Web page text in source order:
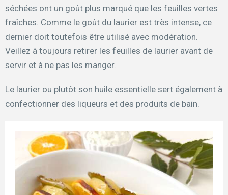
séchées ont un goût plus marqué que les feuilles vertes
fraîches. Comme le goût du laurier est très intense, ce
dernier doit toutefois être utilisé avec modération.
Veillez à toujours retirer les feuilles de laurier avant de
servir et à ne pas les manger.
Le laurier ou plutôt son huile essentielle sert également à
confectionner des liqueurs et des produits de bain.